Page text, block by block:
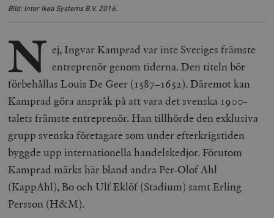
Bild: Inter Ikea Systems B.V. 2016.
N ej, Ingvar Kamprad var inte Sveriges främste
entreprenör genom tiderna. Den titeln bör
förbehållas Louis De Geer (1587–1652). Däremot kan
Kamprad göra anspråk på att vara det svenska 1900-
talets främste entreprenör. Han tillhörde den exklusiva
grupp svenska företagare som under efterkrigstiden
byggde upp internationella handelskedjor. Förutom
Kamprad märks här bland andra Per-Olof Ahl
(KappAhl), Bo och Ulf Eklöf (Stadium) samt Erling
Persson (H&M).